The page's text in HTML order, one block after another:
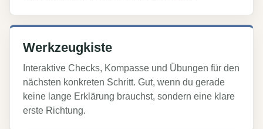
Werkzeugkiste
Interaktive Checks, Kompasse und Übungen für den
nächsten konkreten Schritt. Gut, wenn du gerade
keine lange Erklärung brauchst, sondern eine klare
erste Richtung.